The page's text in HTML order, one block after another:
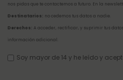
nos pidas que te contactemos a futuro. En la
Destinatarios: no cedemos tus datos a nadie.
Derechos: A acceder, rectificar, y suprimir tus
información adicional
Soy mayor de 14 y he leído y